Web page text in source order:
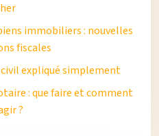
immobiliers : nouvelles
fiscales
civil expliqué simplement
: que faire et comment
?